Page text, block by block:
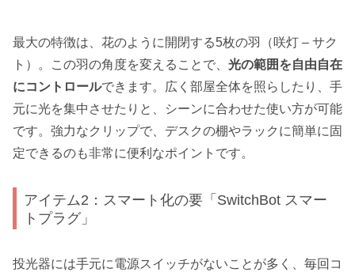
最大の特徴は、花のように開閉する5枚の羽（咲灯 – サク
ト）。この羽の角度を変えることで、 光の範囲を自由自在
にコントロールできます。広く部屋全体を照らしたり、手
元に光を集中させたりと、シーンに合わせた使い方が可能
です。強力なクリップで、デスクの棚やラックに簡単に固
定できるのも非常に便利なポイントです。
アイテム2：スマート化の要「SwitchBot スマー
トプラグ」
投光器には手元に電源スイッチがないことが多く、毎回コ